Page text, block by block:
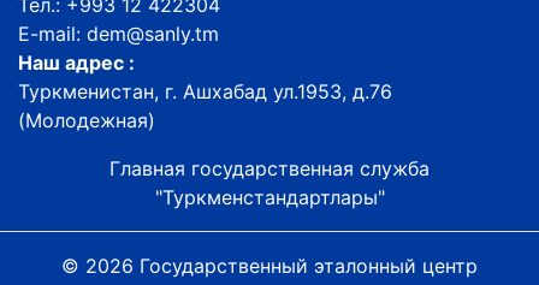
E-mail: dem@sanly.tm
Наш адрес :
Туркменистан, г. Ашхабад ул.1953, д.76
(Молодежная)
Главная государственная служба
"Туркменстандартлары"
© 2026 Государственный эталонный центр